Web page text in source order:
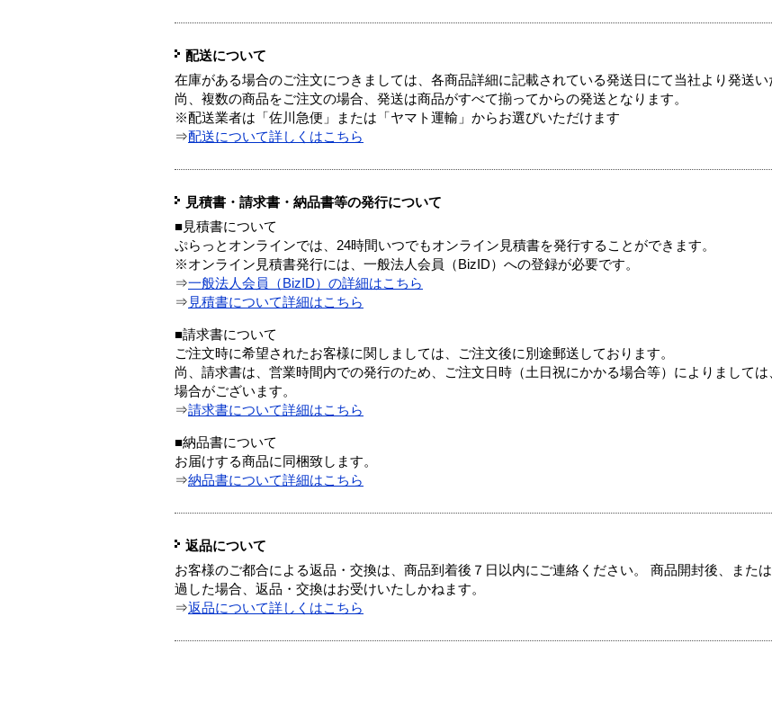
配送について
在庫がある場合のご注文につきましては、各商品詳細に記載されている発送日にて当社より発送い
尚、複数の商品をご注文の場合、発送は商品がすべて揃ってからの発送となります。
※配送業者は「佐川急便」または「ヤマト運輸」からお選びいただけます
⇒配送について詳しくはこちら
見積書・請求書・納品書等の発行について
■見積書について
ぷらっとオンラインでは、24時間いつでもオンライン見積書を発行することができます。
※オンライン見積書発行には、一般法人会員（BizID）への登録が必要です。
⇒一般法人会員（BizID）の詳細はこちら
⇒ 見積書について詳細はこちら
■請求書について
ご注文時に希望されたお客様に関しましては、ご注文後に別途郵送しております。
尚、請求書は、営業時間内での発行のため、ご注文日時（土日祝にかかる場合等）によりまして
場合がございます。
⇒請求書について詳細はこちら
■納品書について
お届けする商品に同梱致します。
⇒納品書について詳細はこちら
返品について
お客様のご都合による返品・交換は、商品到着後７日以内にご連絡ください。 商品開封後、また
過した場合、返品・交換はお受けいたしかねます。
⇒返品について詳しくはこちら